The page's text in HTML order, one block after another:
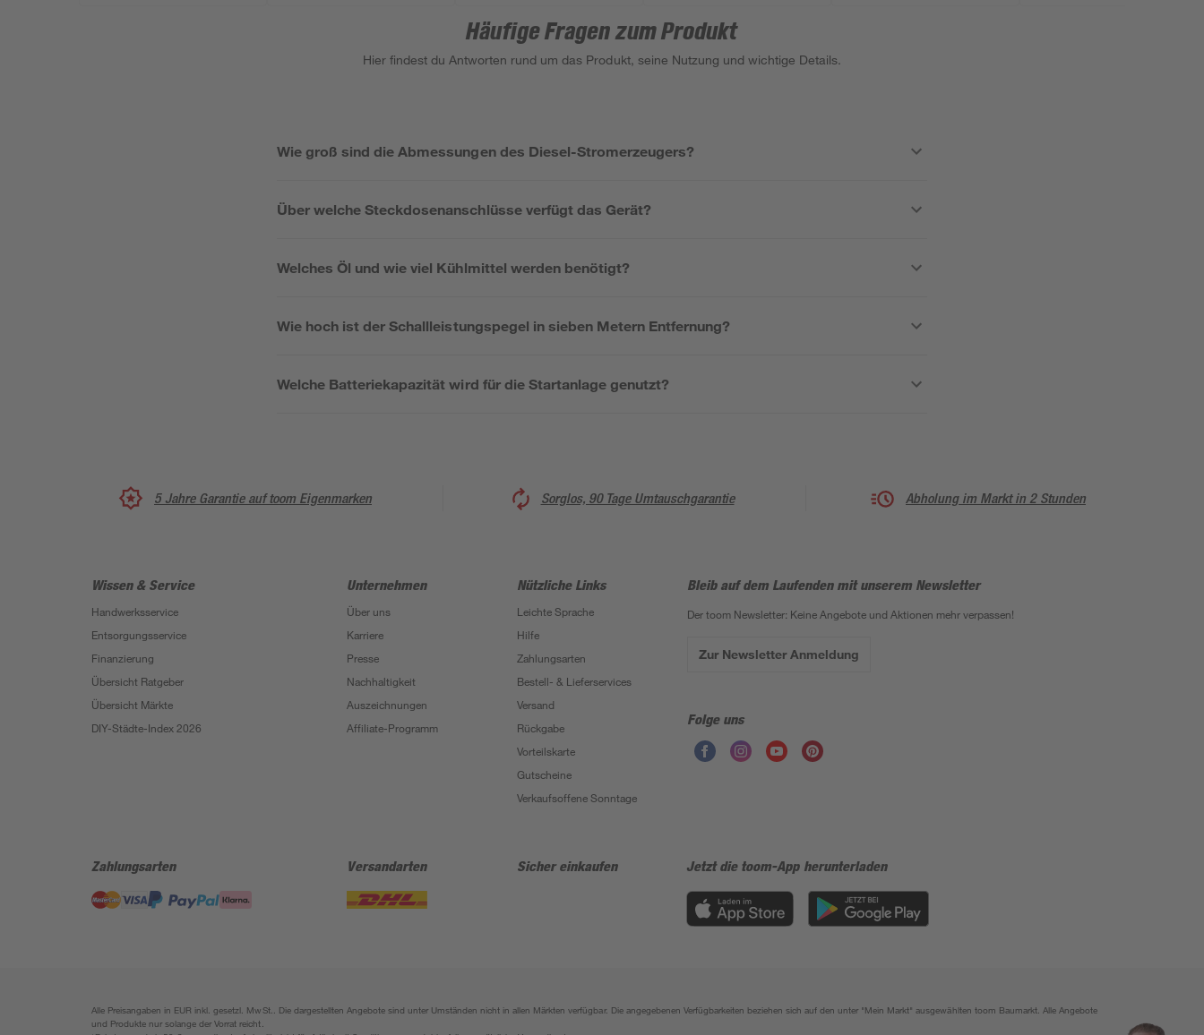
Häufige Fragen zum Produkt
Hier findest du Antworten rund um das Produkt, seine Nutzung und wichtige Details.
Wie groß sind die Abmessungen des Diesel-Stromerzeugers?
Über welche Steckdosenanschlüsse verfügt das Gerät?
Welches Öl und wie viel Kühlmittel werden benötigt?
Wie hoch ist der Schallleistungspegel in sieben Metern Entfernung?
Welche Batteriekapazität wird für die Startanlage genutzt?
5 Jahre Garantie auf toom Eigenmarken Sorglos, 90 Tage Umtauschgarantie Abholung im Markt in 2 Stunden
Wissen & Service
Handwerksservice
Entsorgungsservice
Finanzierung
Übersicht Ratgeber
Übersicht Märkte
DIY-Städte-Index 2026
Unternehmen
Über uns
Karriere
Presse
Nachhaltigkeit
Auszeichnungen
Affiliate-Programm
Nützliche Links
Leichte Sprache
Hilfe
Zahlungsarten
Bestell- & Lieferservices
Versand
Rückgabe
Vorteilskarte
Gutscheine
Verkaufsoffene Sonntage
Bleib auf dem Laufenden mit unserem Newsletter
Der toom Newsletter: Keine Angebote und Aktionen mehr verpassen!
Zur Newsletter Anmeldung
Folge uns
Zahlungsarten Versandarten Sicher einkaufen Jetzt die toom-App herunterladen
Alle Preisangaben in EUR inkl. gesetzl. MwSt.. Die dargestellten Angebote sind unter Umständen nicht in allen Märkten verfügbar. Die angegebenen Verfügbarkeiten beziehen sich auf den unter "Mein Markt" ausgewählten toom Baumarkt. Alle Angebote
und Produkte nur solange der Vorrat reicht.